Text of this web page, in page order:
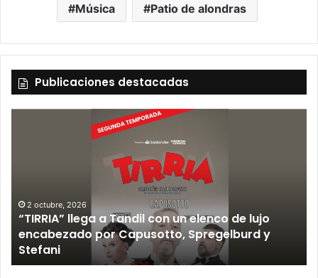
Música Patio de alondras
Publicaciones destacadas
12 septiembre, 2026
Los Fabulosos Cadillacs anunciaron su show en
Tandil y ya están a la venta las entradas